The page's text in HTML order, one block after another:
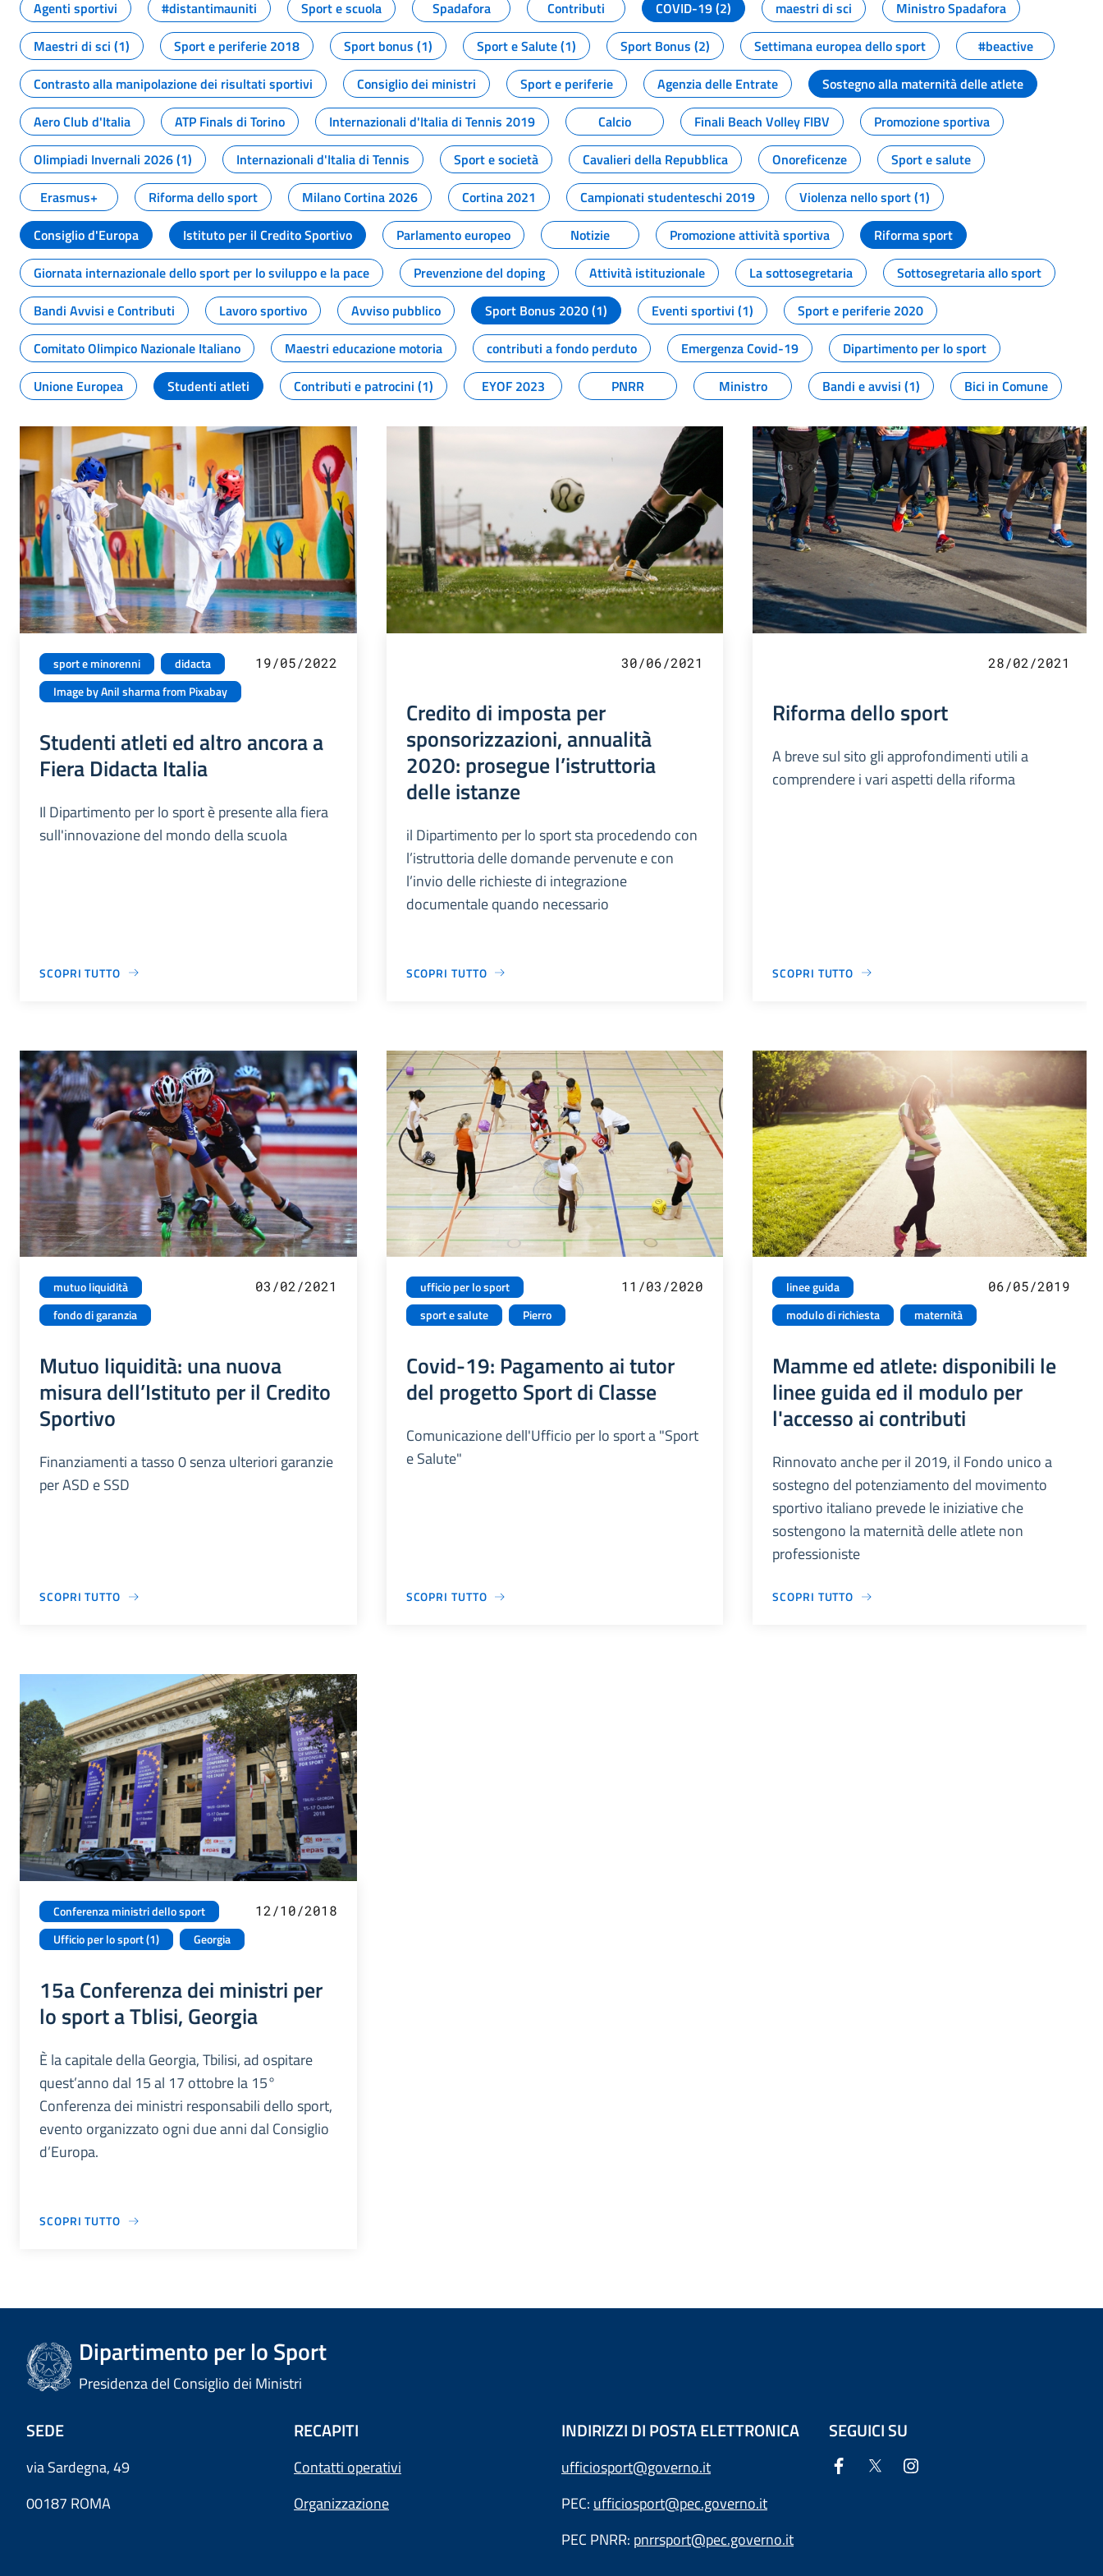
Agenti sportivi
#distantimauniti Sport e scuola Spadafora Contributi COVID-19 (2) maestri di sci
Ministro Spadafora
Maestri di sci (1)
Sport e periferie 2018 Sport bonus (1) Sport e Salute (1) Sport Bonus (2) Settimana europea dello sport
#beactive
Contrasto alla manipolazione dei risultati sportivi
Consiglio dei ministri Sport e periferie Agenzia delle Entrate
Sostegno alla maternità delle atlete
Aero Club d'Italia
ATP Finals di Torino Internazionali d'Italia di Tennis 2019 Calcio Finali Beach Volley FIBV
Promozione sportiva
Olimpiadi Invernali 2026 (1)
Internazionali d'Italia di Tennis Sport e società Cavalieri della Repubblica Onoreficenze
Sport e salute
Erasmus+
Riforma dello sport Milano Cortina 2026 Cortina 2021 Campionati studenteschi 2019
Violenza nello sport (1)
Consiglio d'Europa
Istituto per il Credito Sportivo Parlamento europeo Notizie Promozione attività sportiva
Riforma sport
Giornata internazionale dello sport per lo sviluppo e la pace
Prevenzione del doping Attività istituzionale La sottosegretaria
Sottosegretaria allo sport
Bandi Avvisi e Contributi
Lavoro sportivo Avviso pubblico Sport Bonus 2020 (1) Eventi sportivi (1)
Sport e periferie 2020
Comitato Olimpico Nazionale Italiano
Maestri educazione motoria contributi a fondo perduto Emergenza Covid-19
Dipartimento per lo sport
Unione Europea
Studenti atleti Contributi e patrocini (1) EYOF 2023 PNRR Ministro Bandi e avvisi (1) Bici in Comune
sport e minorenni
didacta
Image by Anil sharma from Pixabay
19/05/2022
Studenti atleti ed altro ancora a
Fiera Didacta Italia
Il Dipartimento per lo sport è presente alla fiera
sull'innovazione del mondo della scuola
SCOPRI TUTTO
30/06/2021
Credito di imposta per
sponsorizzazioni, annualità
2020: prosegue l’istruttoria
delle istanze
il Dipartimento per lo sport sta procedendo con
l’istruttoria delle domande pervenute e con
l’invio delle richieste di integrazione
documentale quando necessario
SCOPRI TUTTO
28/02/2021
Riforma dello sport
A breve sul sito gli approfondimenti utili a
comprendere i vari aspetti della riforma
SCOPRI TUTTO
mutuo liquidità
fondo di garanzia
03/02/2021
Mutuo liquidità: una nuova
misura dell’Istituto per il Credito
Sportivo
Finanziamenti a tasso 0 senza ulteriori garanzie
per ASD e SSD
SCOPRI TUTTO
ufficio per lo sport
sport e salute
Pierro
11/03/2020
Covid-19: Pagamento ai tutor
del progetto Sport di Classe
Comunicazione dell'Ufficio per lo sport a "Sport
e Salute"
SCOPRI TUTTO
linee guida
modulo di richiesta
maternità
06/05/2019
Mamme ed atlete: disponibili le
linee guida ed il modulo per
l'accesso ai contributi
Rinnovato anche per il 2019, il Fondo unico a
sostegno del potenziamento del movimento
sportivo italiano prevede le iniziative che
sostengono la maternità delle atlete non
professioniste
SCOPRI TUTTO
Conferenza ministri dello sport
Ufficio per lo sport (1)
Georgia
12/10/2018
15a Conferenza dei ministri per
lo sport a Tblisi, Georgia
È la capitale della Georgia, Tbilisi, ad ospitare
quest’anno dal 15 al 17 ottobre la 15°
Conferenza dei ministri responsabili dello sport,
evento organizzato ogni due anni dal Consiglio
d’Europa.
SCOPRI TUTTO
Dipartimento per lo Sport
Presidenza del Consiglio dei Ministri
SEDE
via Sardegna, 49
00187 ROMA
RECAPITI
Contatti operativi
Organizzazione
INDIRIZZI DI POSTA ELETTRONICA
ufficiosport@governo.it
PEC: ufficiosport@pec.governo.it
PEC PNRR: pnrrsport@pec.governo.it
SEGUICI SU